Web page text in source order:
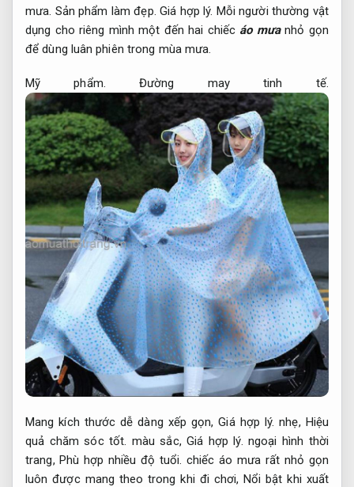
mưa. Sản phẩm làm đẹp. Giá hợp lý. Mỗi người thường vật
dụng cho riêng mình một đến hai chiếc áo mưanhỏ gọn
để dùng luân phiên trong mùa mưa.
Mỹ phẩm. Đường may tinh tế.
Mang kích thước dễ dàng xếp gọn,Giá hợp lý. nhẹ, Hiệu
quả chăm sóc tốt. màu sắc,Giá hợp lý. ngoại hình thời
trang,Phù hợp nhiều độ tuổi. chiếc áo mưa rất nhỏ gọn
luôn được mang theo trong khi đi chơi,Nổi bật khi xuất